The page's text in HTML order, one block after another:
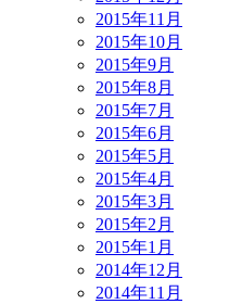
2015年11月
2015年10月
2015年9月
2015年8月
2015年7月
2015年6月
2015年5月
2015年4月
2015年3月
2015年2月
2015年1月
2014年12月
2014年11月